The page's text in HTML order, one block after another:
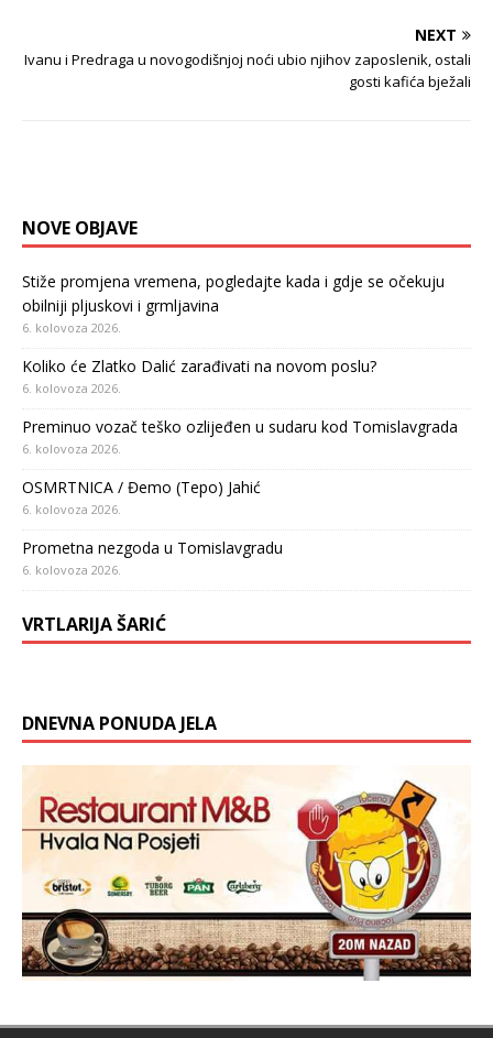
NEXT
Ivanu i Predraga u novogodišnjoj noći ubio njihov zaposlenik, ostali
gosti kafića bježali
NOVE OBJAVE
Stiže promjena vremena, pogledajte kada i gdje se očekuju
obilniji pljuskovi i grmljavina
6. kolovoza 2026.
Koliko će Zlatko Dalić zarađivati na novom poslu?
6. kolovoza 2026.
Preminuo vozač teško ozlijeđen u sudaru kod Tomislavgrada
6. kolovoza 2026.
OSMRTNICA / Đemo (Tepo) Jahić
6. kolovoza 2026.
Prometna nezgoda u Tomislavgradu
6. kolovoza 2026.
VRTLARIJA ŠARIĆ
DNEVNA PONUDA JELA